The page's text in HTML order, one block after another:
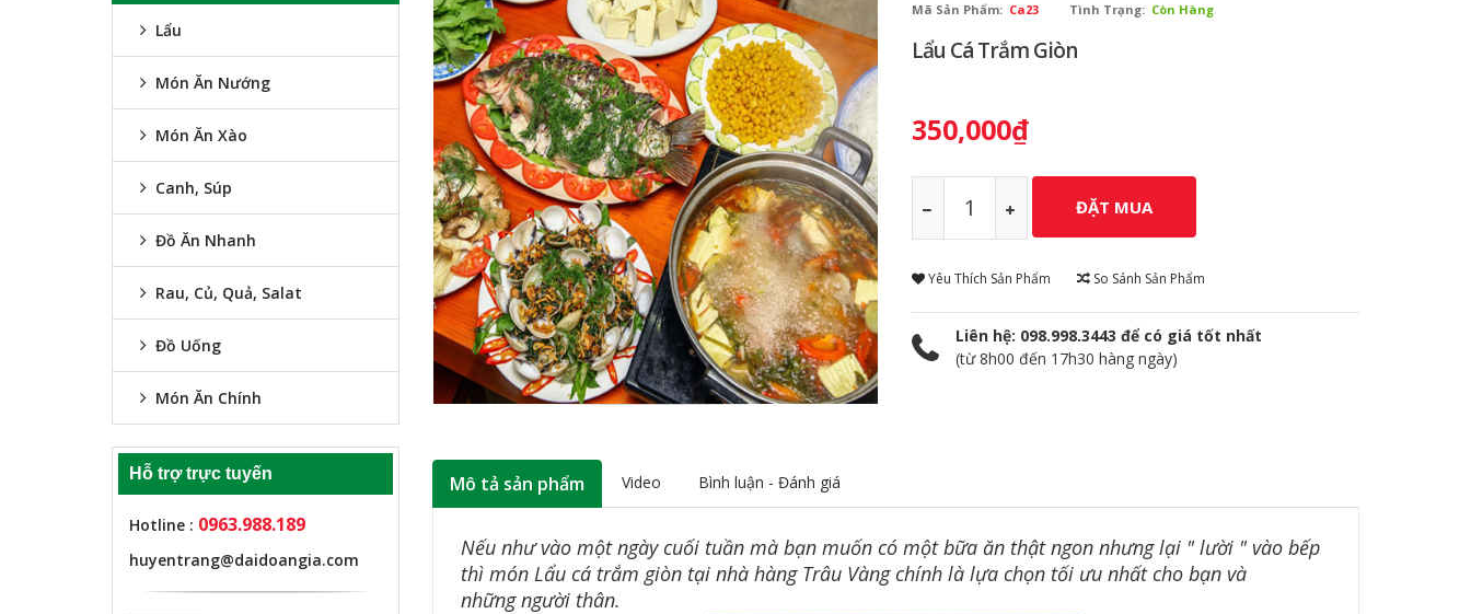
Lẩu
Món Ăn Nướng
Món Ăn Xào
Canh, Súp
Đồ Ăn Nhanh
Rau, Củ, Quả, Salat
Đồ Uống
Món Ăn Chính
Hỗ trợ trực tuyến
Hotline : 0963.988.189
huyentrang@daidoangia.com
Mã Sản Phẩm: Ca23 Tình Trạng: Còn Hàng
Lẩu Cá Trắm Giòn
350,000₫
Yêu Thích Sản Phẩm So Sánh Sản Phẩm
Liên hệ: 098.998.3443 để có giá tốt nhất
(từ 8h00 đến 17h30 hàng ngày)
Mô tả sản phẩm Video Bình luận - Đánh giá
Nếu như vào một ngày cuối tuần mà bạn muốn có một bữa ăn thật ngon nhưng lại " lười " vào bếp
thì món Lẩu cá trắm giòn tại nhà hàng Trâu Vàng chính là lựa chọn tối ưu nhất cho bạn và
những người thân.